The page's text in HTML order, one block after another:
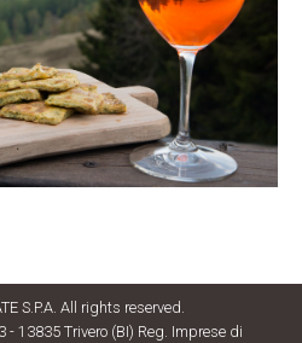
S.P.A. All rights reserved.
- 13835 Trivero (BI) Reg. Imprese di